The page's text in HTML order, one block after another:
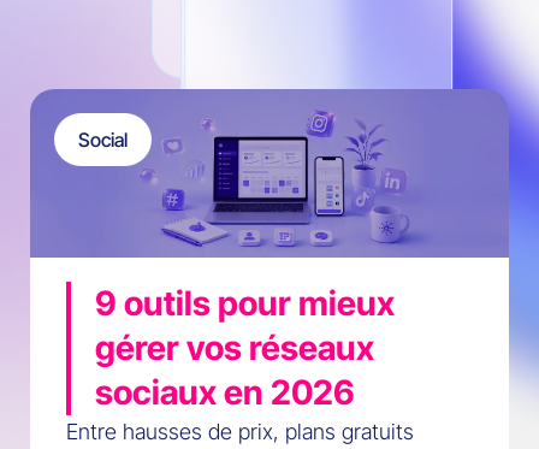
Social
9 outils pour mieux
gérer vos réseaux
sociaux en 2026
Entre hausses de prix, plans gratuits